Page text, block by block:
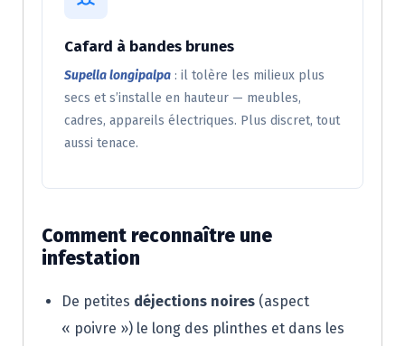
Cafard à bandes brunes
Supella longipalpa : il tolère les milieux plus
secs et s’installe en hauteur — meubles,
cadres, appareils électriques. Plus discret, tout
aussi tenace.
Comment reconnaître une
infestation
De petites déjections noires (aspect
« poivre ») le long des plinthes et dans les